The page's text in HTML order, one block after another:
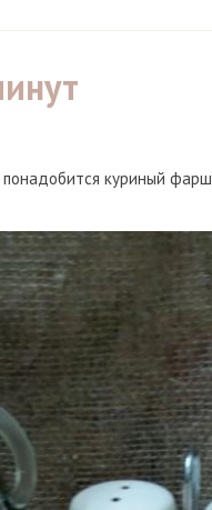
куриный фарш,